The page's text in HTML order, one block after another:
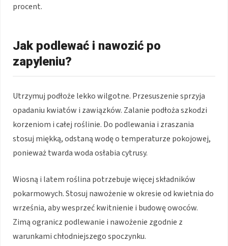
procent.
Jak podlewać i nawozić po
zapyleniu?
Utrzymuj podłoże lekko wilgotne. Przesuszenie sprzyja
opadaniu kwiatów i zawiązków. Zalanie podłoża szkodzi
korzeniom i całej roślinie. Do podlewania i zraszania
stosuj miękką, odstaną wodę o temperaturze pokojowej,
ponieważ twarda woda osłabia cytrusy.
Wiosną i latem roślina potrzebuje więcej składników
pokarmowych. Stosuj nawożenie w okresie od kwietnia do
września, aby wesprzeć kwitnienie i budowę owoców.
Zimą ogranicz podlewanie i nawożenie zgodnie z
warunkami chłodniejszego spoczynku.